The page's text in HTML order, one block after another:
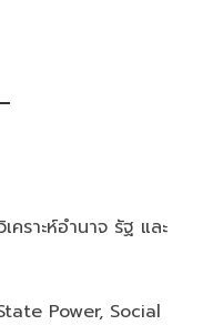
ราะห์อำนาจ รัฐ และ
Power, Social